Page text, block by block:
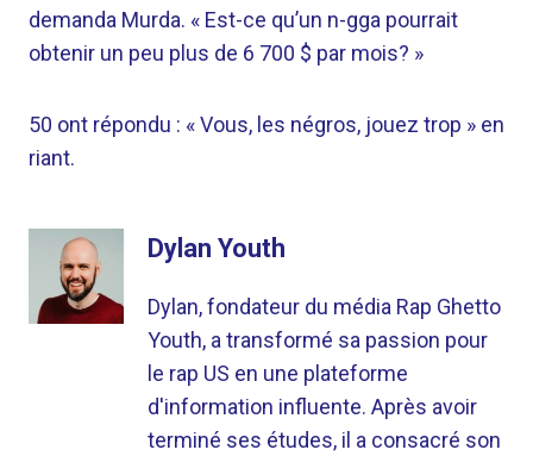
demanda Murda. « Est-ce qu’un n-gga pourrait
obtenir un peu plus de 6 700 $ par mois? »
50 ont répondu : « Vous, les négros, jouez trop » en
riant.
Dylan Youth
Dylan, fondateur du média Rap Ghetto
Youth, a transformé sa passion pour
le rap US en une plateforme
d'information influente. Après avoir
terminé ses études, il a consacré son